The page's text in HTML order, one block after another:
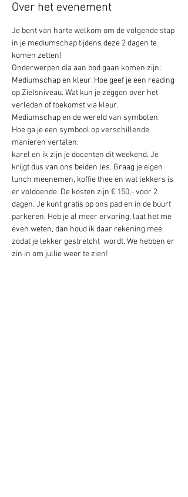
Over het evenement
Je bent van harte welkom om de volgende stap
in je mediumschap tijdens deze 2 dagen te
komen zetten!
Onderwerpen dia aan bod gaan komen zijn:
Mediumschap en kleur. Hoe geef je een reading
op Zielsniveau. Wat kun je zeggen over het
verleden of toekomst via kleur.
Mediumschap en de wereld van symbolen.
Hoe ga je een symbool op verschillende
manieren vertalen.
karel en ik zijn je docenten dit weekend. Je
krijgt dus van ons beiden les. Graag je eigen
lunch meenemen, koffie thee en wat lekkers is
er voldoende. De kosten zijn € 150,- voor 2
dagen. Je kunt gratis op ons pad en in de buurt
parkeren. Heb je al meer ervaring, laat het me
even weten, dan houd ik daar rekening mee
zodat je lekker gestretcht  wordt. We hebben er
zin in om jullie weer te zien!